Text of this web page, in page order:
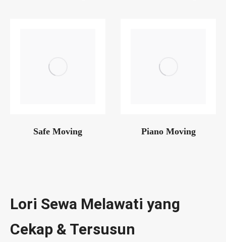
Safe Moving Piano Moving
Lori Sewa Melawati yang
Cekap & Tersusun